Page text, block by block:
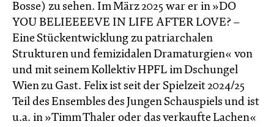
Bosse) zu sehen. Im März 2025 war er in »DO
YOU BELIEEEEVE IN LIFE AFTER LOVE? –
Eine Stückentwicklung zu patriarchalen
Strukturen und femizidalen Dramaturgien« von
und mit seinem Kollektiv HPFL im Dschungel
Wien zu Gast. Felix ist seit der Spielzeit 2024/25
Teil des Ensembles des Jungen Schauspiels und ist
u.a. in »Timm Thaler oder das verkaufte Lachen«